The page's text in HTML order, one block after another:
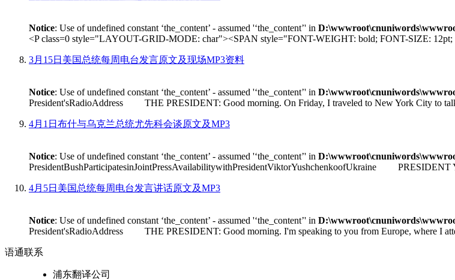
Notice: Use of undefined constant ‘the_content’ - assumed '‘the_content’' in
<P class=0 style="LAYOUT-GRID-MODE: char"><SPAN style="FONT-WEIGHT: bold; FONT-SIZE:
3月15日美国总统每周电台发言原文及现场MP3资料
Notice: Use of undefined constant ‘the_content’ - assumed '‘the_content’' in
President'sRadioAddress THE PRESIDENT: Good morning. On Friday, I traveled to New York City to talk
4月1日布什与乌克兰总统尤先科会谈原文及MP3
Notice: Use of undefined constant ‘the_content’ - assumed '‘the_content’' in
PresidentBushParticipatesinJointPressAvailabilitywithPresidentViktorYushchenkoofUkraine PRESIDENT
4月5日美国总统每周电台发言讲话原文及MP3
Notice: Use of undefined constant ‘the_content’ - assumed '‘the_content’' in
President'sRadioAddress THE PRESIDENT: Good morning. I'm speaking to you from Europe, where I
语通联系
浦东翻译公司